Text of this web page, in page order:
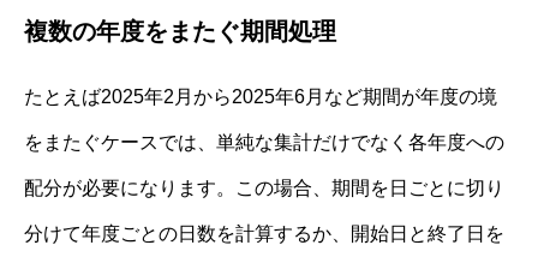
複数の年度をまたぐ期間処理
たとえば2025年2月から2025年6月など期間が年度の境
をまたぐケースでは、単純な集計だけでなく各年度への
配分が必要になります。この場合、期間を日ごとに切り
分けて年度ごとの日数を計算するか、開始日と終了日を